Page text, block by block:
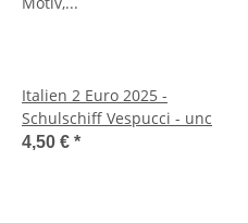
Italien 2 Euro 2025 -
Schulschiff Vespucci - unc
4,50 € *